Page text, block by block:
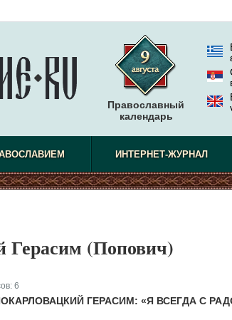
Православный
календарь
ИНТЕРНЕТ-ЖУРНАЛ
Герасим (Попович)
6
ГЕРАСИМ: «Я ВСЕГДА С